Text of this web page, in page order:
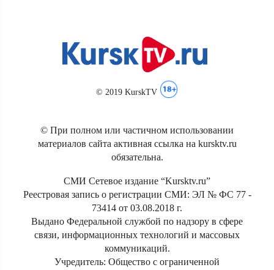
© 2019 KurskTV
© При полном или частичном использовании
материалов сайта активная ссылка на kursktv.ru
обязательна.
СМИ Сетевое издание “Kursktv.ru”
Реестровая запись о регистрации СМИ: ЭЛ № ФС 77 -
73414 от 03.08.2018 г.
Выдано Федеральной службой по надзору в сфере
связи, информационных технологий и массовых
коммуникаций.
Учредитель: Общество с ограниченной